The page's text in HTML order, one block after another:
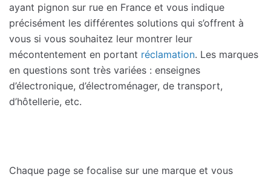
ayant pignon sur rue en France et vous indique
précisément les différentes solutions qui s’offrent à
vous si vous souhaitez leur montrer leur
mécontentement en portant réclamation. Les marques
en questions sont très variées : enseignes
d’électronique, d’électroménager, de transport,
d’hôtellerie, etc.
Chaque page se focalise sur une marque et vous